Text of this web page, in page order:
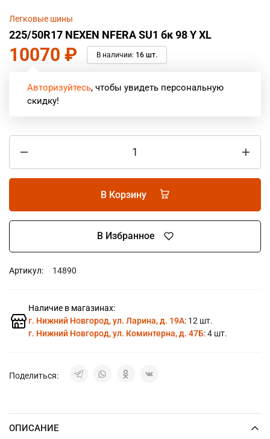
Легковые шины
225/50R17 NEXEN NFERA SU1 бк 98 Y XL
10070 ₽ В наличии: 16 шт.
Авторизуйтесь, чтобы увидеть персональную
скидку!
В Корзину
В Избранное
Артикул: 14890
Наличие в магазинах:
г. Нижний Новгород, ул. Ларина, д. 19А: 12 шт.
г. Нижний Новгород, ул. Коминтерна, д. 47Б: 4 шт.
Поделиться:
ОПИСАНИЕ